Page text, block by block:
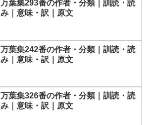
万葉集293番の作者・分類｜訓読・読
み｜意味・訳｜原文
万葉集242番の作者・分類｜訓読・読
み｜意味・訳｜原文
万葉集326番の作者・分類｜訓読・読
み｜意味・訳｜原文